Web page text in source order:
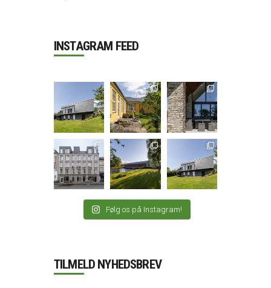
INSTAGRAM FEED
Følg os på Instagram!
TILMELD NYHEDSBREV